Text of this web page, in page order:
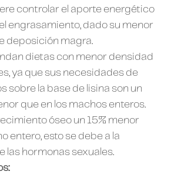
controlar el aporte energético
engrasamiento, dado su menor
deposición magra.
dietas con menor densidad
ya que sus necesidades de
sobre la base de lisina son un
que en los machos enteros.
óseo un 15% menor
entero, esto se debe a la
las hormonas sexuales.